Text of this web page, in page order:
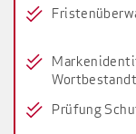
Prüfung